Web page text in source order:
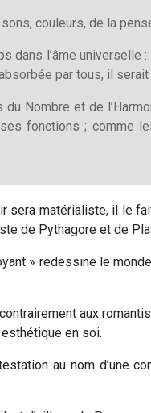
couleurs, de la
dans l’âme
par tous, il
Nombre et de
fonctions ; comme
sera matérialiste, il le
de Pythagore et de
» redessine le
aux
en soi.
au nom d’une